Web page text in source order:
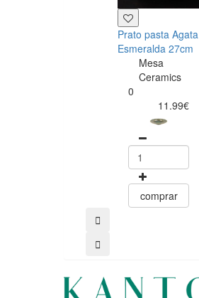
Prato pasta Agata
Esmeralda 27cm
Mesa
Ceramics
0
11.99€
comprar